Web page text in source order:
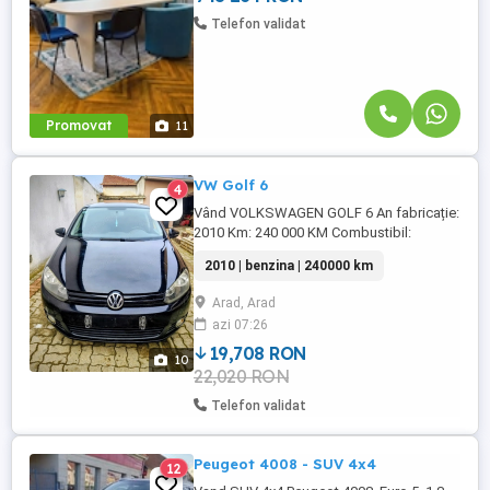
Promovat 11
Telefon validat
10
4 VW Golf 6
Vând VOLKSWAGEN GOLF 6 An fabricație:
2010 Km: 240 000 KM Combustibil:
80 CP Transmisie: Manual 6 trepte de
viteza D O T A R I : -Navigatie Android -
Proiectoare ceata -Spalatoare faruri -
Senzori parcare fata spate -Jante aliaj -
Geamuri electrice -Oglinzi ...
2010 | benzina | 240000 km
Arad, Arad
azi 07:26
19,708 RON
22,020 RON
Telefon validat
12 Peugeot 4008 - SUV 4x4